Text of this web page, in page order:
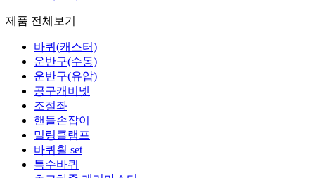
제품 전체보기
바퀴(캐스터)
운반구(수동)
운반구(유압)
공구캐비넷
조절좌
핸들손잡이
밀링클램프
바퀴휠 set
특수바퀴